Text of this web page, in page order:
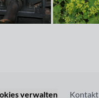
verwalten Kontakt